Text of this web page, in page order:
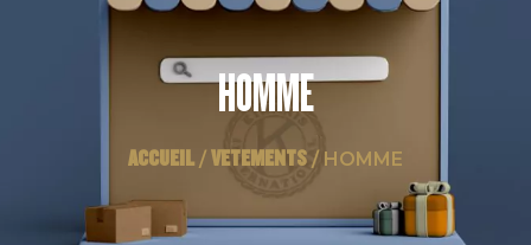
HOMME
ACCUEIL / VETEMENTS / HOMME